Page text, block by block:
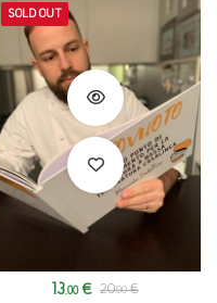
SOLD OUT
13.00 € 20.00 €